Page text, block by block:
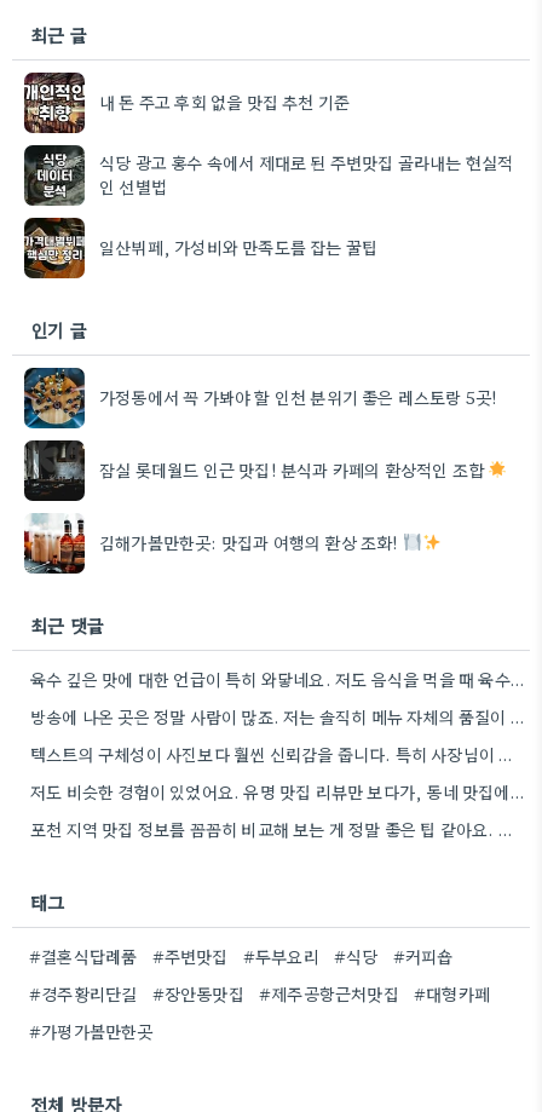
최근 글
내 돈 주고 후회 없을 맛집 추천 기준
식당 광고 홍수 속에서 제대로 된 주변맛집 골라내는 현실적
인 선별법
일산뷔페, 가성비와 만족도를 잡는 꿀팁
인기 글
가정동에서 꼭 가봐야 할 인천 분위기 좋은 레스토랑 5곳!
잠실 롯데월드 인근 맛집! 분식과 카페의 환상적인 조합
김해가볼만한곳: 맛집과 여행의 환상 조화!
최근 댓글
육수 깊은 맛에 대한 언급이 특히 와닿네요. 저도 음식을 먹을 때 육수의 깊은 맛을 중요하게…
방송에 나온 곳은 정말 사람이 많죠. 저는 솔직히 메뉴 자체의 품질이 더 중요하다고 생각해요.
텍스트의 구체성이 사진보다 훨씬 신뢰감을 줍니다. 특히 사장님이 직접 요리하는 곳을 찾는 게 좋은 전략인…
저도 비슷한 경험이 있었어요. 유명 맛집 리뷰만 보다가, 동네 맛집에서 훨씬 더 맛있는 음식을 먹고…
포천 지역 맛집 정보를 꼼꼼히 비교해 보는 게 정말 좋은 팁 같아요. 특히 커뮤니티 언급…
태그
#결혼식답례품 #주변맛집 #두부요리 #식당
#커피숍
#경주황리단길
#장안동맛집 #제주공항근처맛집
#대형카페
#가평가볼만한곳
전체 방문자